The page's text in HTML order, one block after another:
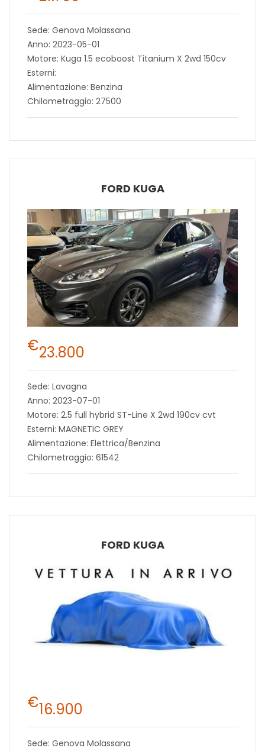
Sede: Genova Molassana
Anno: 2023-05-01
Motore: Kuga 1.5 ecoboost Titanium X 2wd 150cv
Esterni:
Alimentazione: Benzina
Chilometraggio: 27500
FORD KUGA
€23.800
Sede: Lavagna
Anno: 2023-07-01
Motore: 2.5 full hybrid ST-Line X 2wd 190cv cvt
Esterni: MAGNETIC GREY
Alimentazione: Elettrica/Benzina
Chilometraggio: 61542
FORD KUGA
€16.900
Sede: Genova Molassana